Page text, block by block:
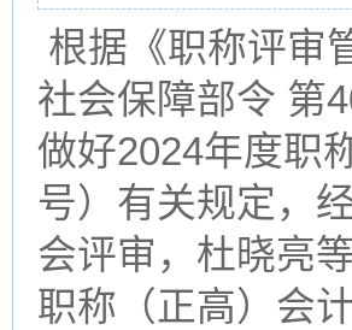
根据《职称评审
社会保障部令 第
做好2024年度职
号）有关规定，
会评审，杜晓亮
职称（正高）会